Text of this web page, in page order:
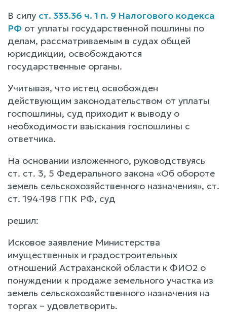
В силу ст. 333.36 ч. 1 п. 9 Налогового кодекса
РФ от уплаты государственной пошлины по
делам, рассматриваемым в судах общей
юрисдикции, освобождаются
государственные органы.
Учитывая, что истец освобожден
действующим законодательством от уплаты
госпошлины, суд приходит к выводу о
необходимости взыскания госпошлины с
ответчика.
На основании изложенного, руководствуясь
ст. ст. 3, 5 Федерального закона «Об обороте
земель сельскохозяйственного назначения», ст.
ст. 194-198 ГПК РФ, суд
решил:
Исковое заявление Министерства
имущественных и градостроительных
отношений Астраханской области к ФИО2 о
понуждении к продаже земельного участка из
земель сельскохозяйственного назначения на
торгах – удовлетворить.